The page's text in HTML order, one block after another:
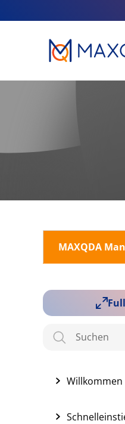
MAXQDA
Willkommen